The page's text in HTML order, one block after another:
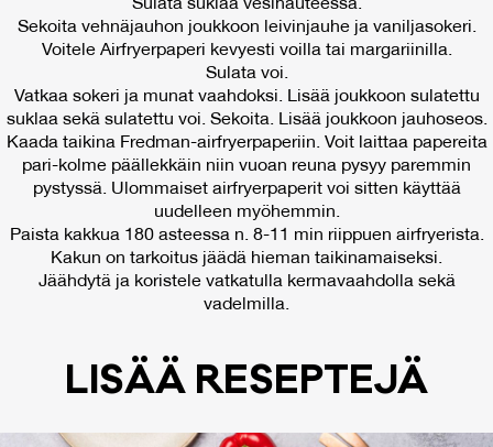
Sulata suklaa vesihauteessa.
Sekoita vehnäjauhon joukkoon leivinjauhe ja vaniljasokeri.
Voitele Airfryerpaperi kevyesti voilla tai margariinilla.
Sulata voi.
Vatkaa sokeri ja munat vaahdoksi. Lisää joukkoon sulatettu
suklaa sekä sulatettu voi. Sekoita. Lisää joukkoon jauhoseos.
Kaada taikina Fredman-airfryerpaperiin. Voit laittaa papereita
pari-kolme päällekkäin niin vuoan reuna pysyy paremmin
pystyssä. Ulommaiset airfryerpaperit voi sitten käyttää
uudelleen myöhemmin.
Paista kakkua 180 asteessa n. 8-11 min riippuen airfryerista.
Kakun on tarkoitus jäädä hieman taikinamaiseksi.
Jäähdytä ja koristele vatkatulla kermavaahdolla sekä
vadelmilla.
LI­SÄÄ RE­SEP­TE­JÄ